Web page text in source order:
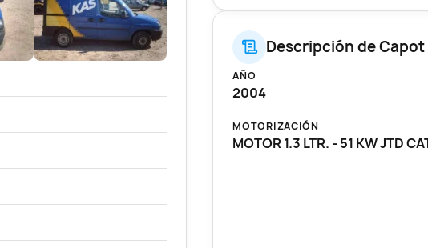
Descripción de Capot
AÑO
2004
MOTORIZACIÓN
MOTOR 1.3 LTR. - 51 KW JTD